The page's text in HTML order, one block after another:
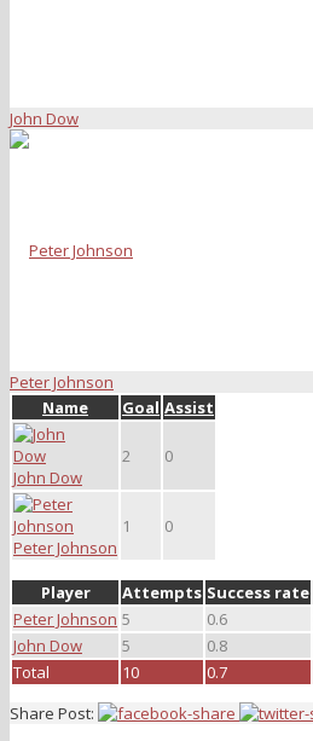
John Dow
Peter Johnson
Name
Goal Assist
John Dow
2 0
Peter Johnson
1 0
Player Attempts Success rate
Peter Johnson 5 0.6
John Dow
5 0.8
Total
10 0.7
Share Post: